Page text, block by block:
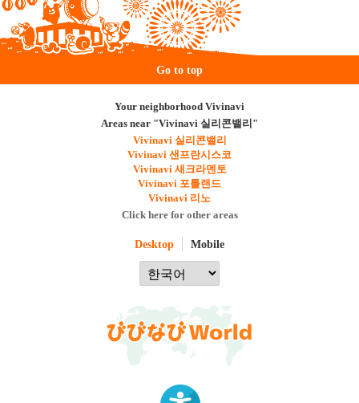
Go to top
Your neighborhood Vivinavi
Areas near "Vivinavi 실리콘밸리"
Vivinavi 실리콘밸리
Vivinavi 샌프란시스코
Vivinavi 새크라멘토
Vivinavi 포틀랜드
Vivinavi 리노
Click here for other areas
Desktop Mobile